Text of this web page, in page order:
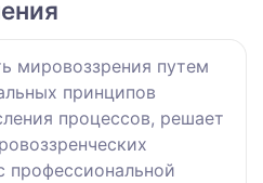
мировоззрения путем
принципов
процессов, решает
профессиональной